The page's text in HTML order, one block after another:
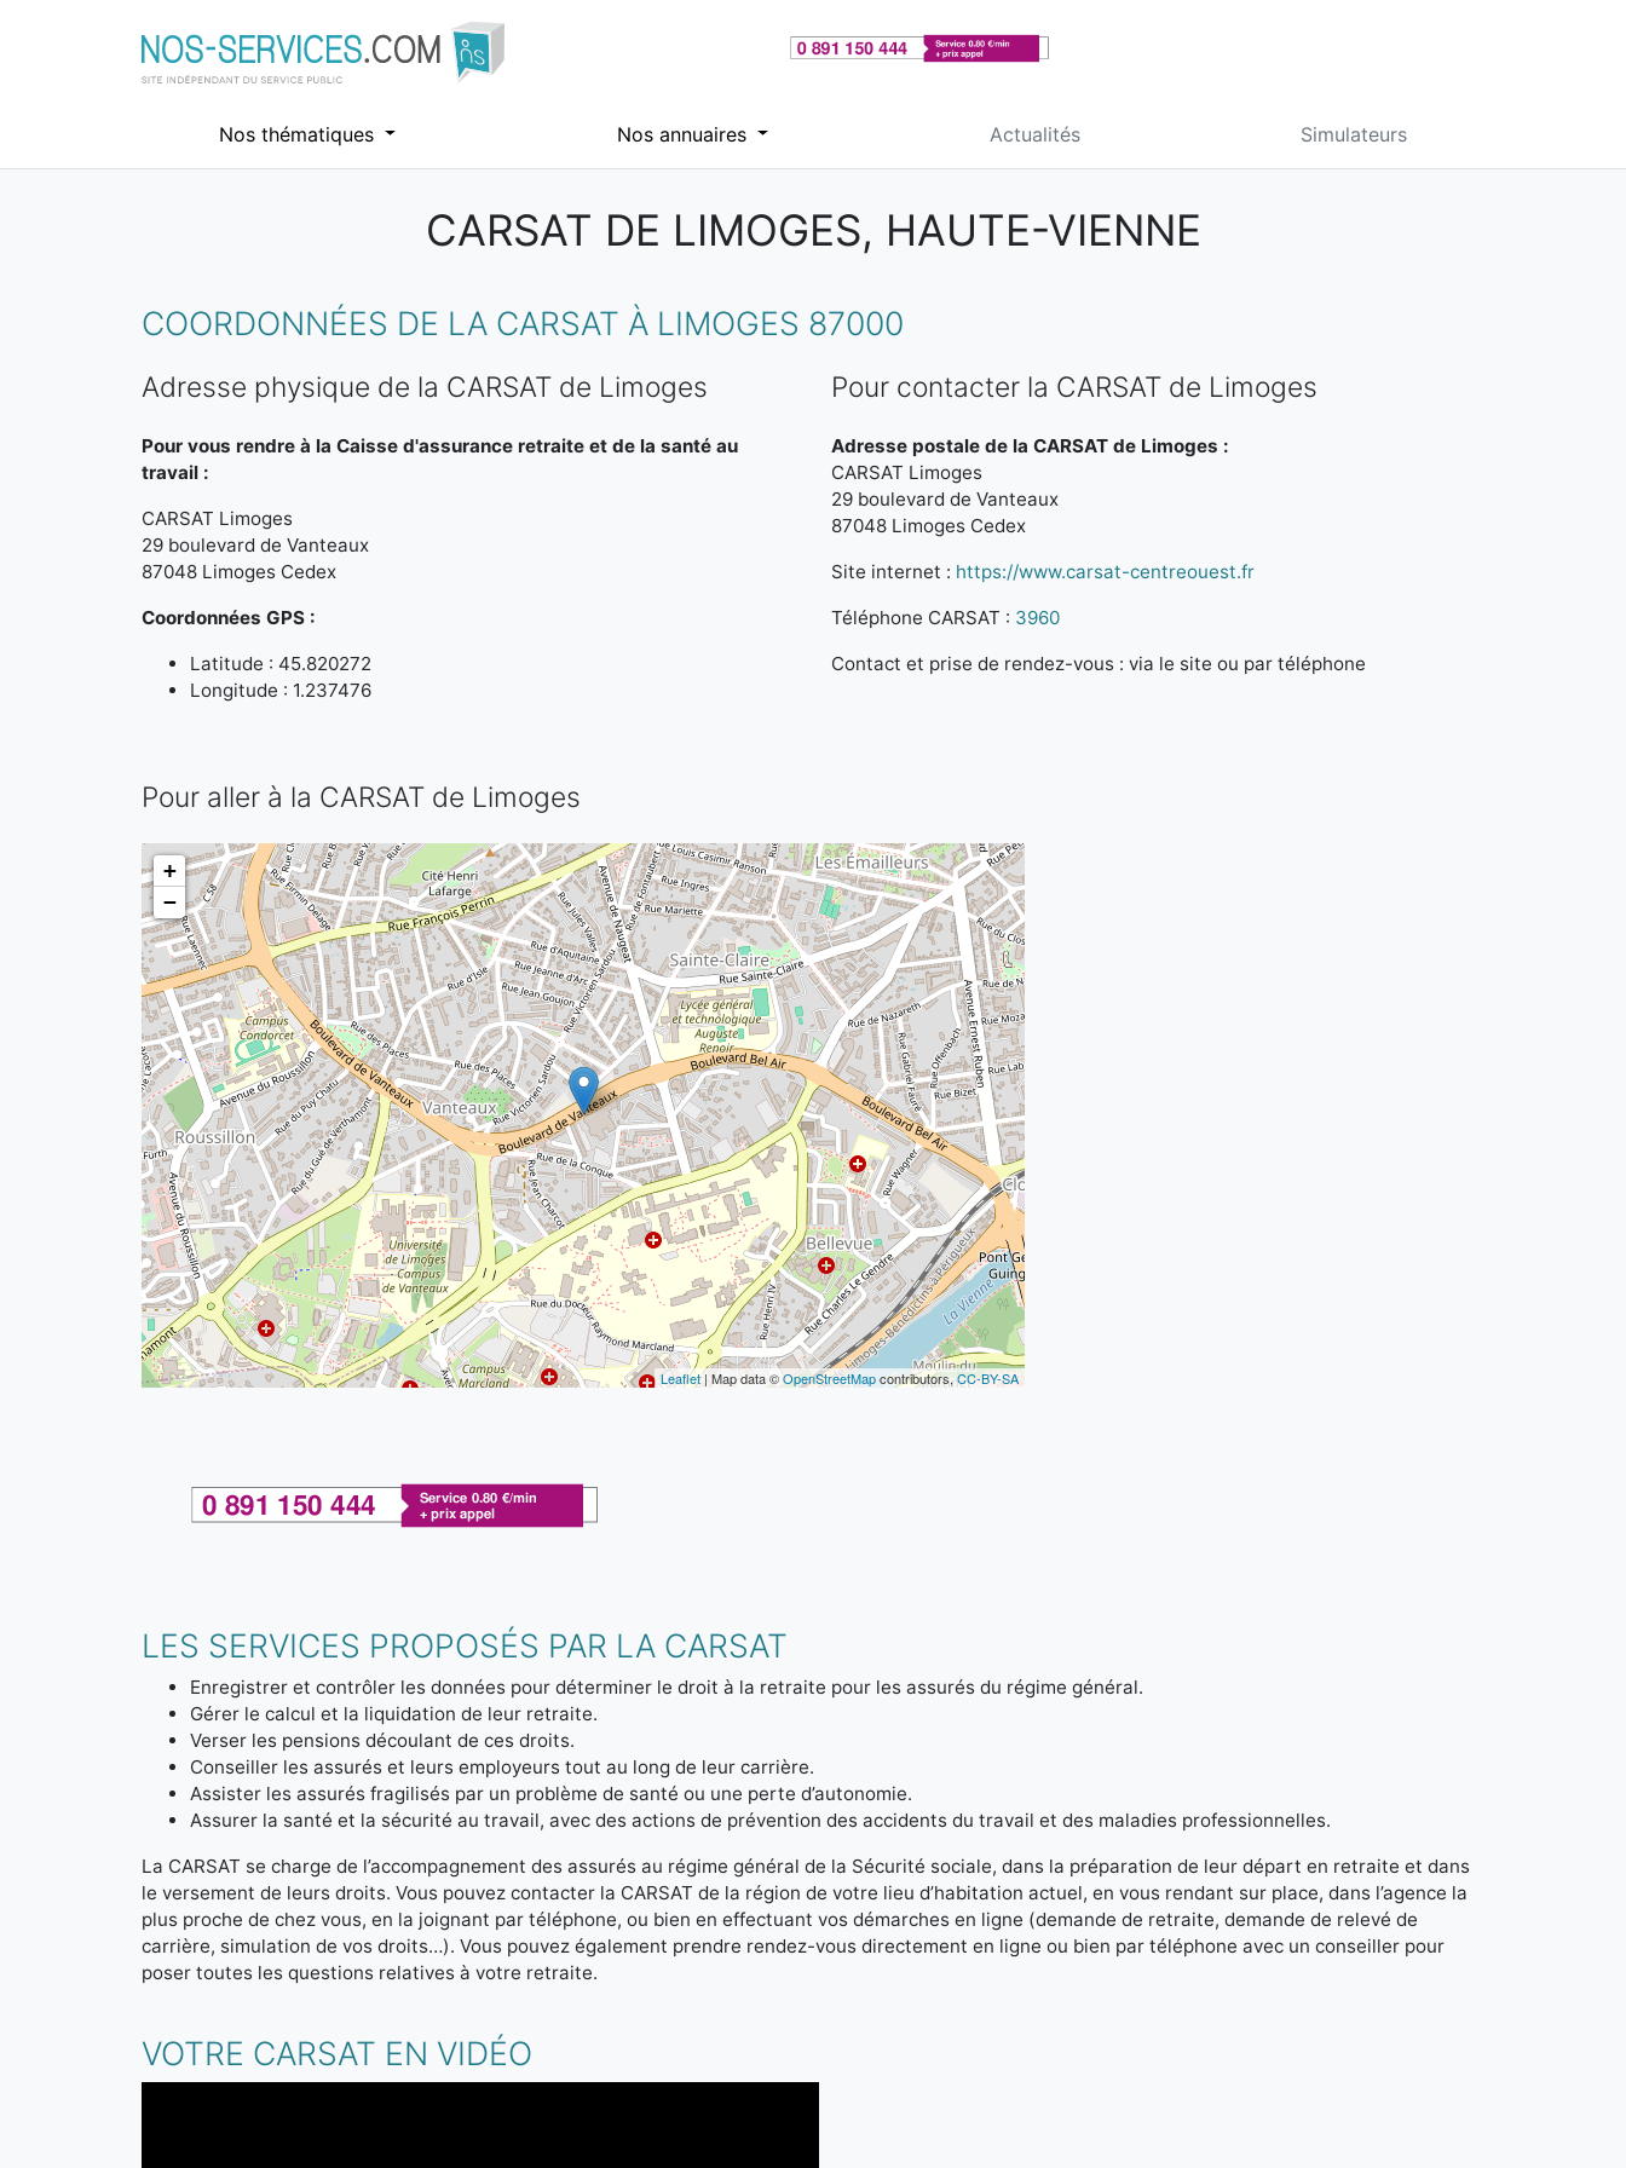
Nos thématiques Nos annuaires Actualités Simulateurs
CARSAT DE LIMOGES, HAUTE-VIENNE
COORDONNÉES DE LA CARSAT À LIMOGES 87000
Adresse physique de la CARSAT de Limoges
Pour vous rendre à la Caisse d'assurance retraite et de la santé au
travail :
CARSAT Limoges
29 boulevard de Vanteaux
87048 Limoges Cedex
Coordonnées GPS :
Latitude : 45.820272
Longitude : 1.237476
Pour contacter la CARSAT de Limoges
Adresse postale de la CARSAT de Limoges :
CARSAT Limoges
29 boulevard de Vanteaux
87048 Limoges Cedex
Site internet : https://www.carsat-centreouest.fr
Téléphone CARSAT : 3960
Contact et prise de rendez-vous : via le site ou par téléphone
Pour aller à la CARSAT de Limoges
+
−
Leaflet| Map data ©OpenStreetMapcontributors,CC-BY-SA
LES SERVICES PROPOSÉS PAR LA CARSAT
Enregistrer et contrôler les données pour déterminer le droit à la retraite pour les assurés du régime général.
Gérer le calcul et la liquidation de leur retraite.
Verser les pensions découlant de ces droits.
Conseiller les assurés et leurs employeurs tout au long de leur carrière.
Assister les assurés fragilisés par un problème de santé ou une perte d’autonomie.
Assurer la santé et la sécurité au travail, avec des actions de prévention des accidents du travail et des maladies professionnelles.
La CARSAT se charge de l’accompagnement des assurés au régime général de la Sécurité sociale, dans la préparation de leur départ en retraite et dans
le versement de leurs droits. Vous pouvez contacter la CARSAT de la région de votre lieu d’habitation actuel, en vous rendant sur place, dans l’agence la
plus proche de chez vous, en la joignant par téléphone, ou bien en effectuant vos démarches en ligne (demande de retraite, demande de relevé de
carrière, simulation de vos droits…). Vous pouvez également prendre rendez-vous directement en ligne ou bien par téléphone avec un conseiller pour
poser toutes les questions relatives à votre retraite.
VOTRE CARSAT EN VIDÉO